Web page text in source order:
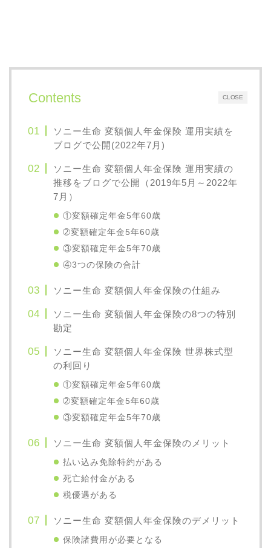
CLOSE
Contents
ソニー生命 変額個人年金保険 運用実績を
ブログで公開(2022年7月)
ソニー生命 変額個人年金保険 運用実績の
推移をブログで公開（2019年5月～2022年
7月）
①変額確定年金5年60歳
➁変額確定年金5年60歳
③変額確定年金5年70歳
④3つの保険の合計
ソニー生命 変額個人年金保険の仕組み
ソニー生命 変額個人年金保険の8つの特別
勘定
ソニー生命 変額個人年金保険 世界株式型
の利回り
①変額確定年金5年60歳
➁変額確定年金5年60歳
③変額確定年金5年70歳
ソニー生命 変額個人年金保険のメリット
払い込み免除特約がある
死亡給付金がある
税優遇がある
ソニー生命 変額個人年金保険のデメリット
保険諸費用が必要となる